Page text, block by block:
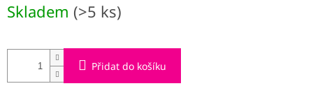
cena:
Skladem (>5 ks)
Přidat do košíku